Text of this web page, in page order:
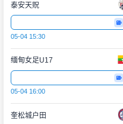
泰安天贶
05-04 15:30
缅甸女足U17
05-04 16:00
奎松城户田